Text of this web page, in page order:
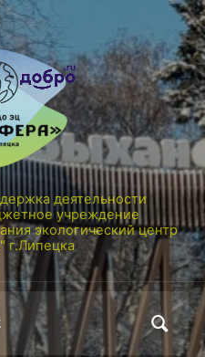
деятельности
учреждение
экологический центр
г.Липецка